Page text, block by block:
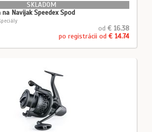
SKLADOM
na Navijak Speedex Spod
od € 16.38
po registrácii od € 14.74